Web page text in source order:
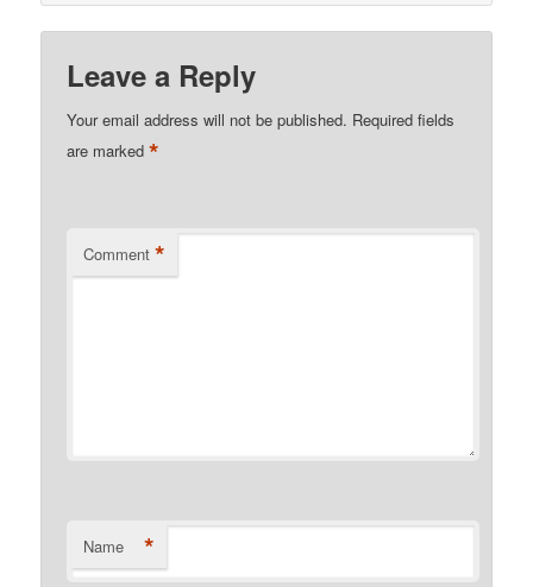
Leave a Reply
Your email address will not be published. Required fields
are marked*
Comment *
Name *